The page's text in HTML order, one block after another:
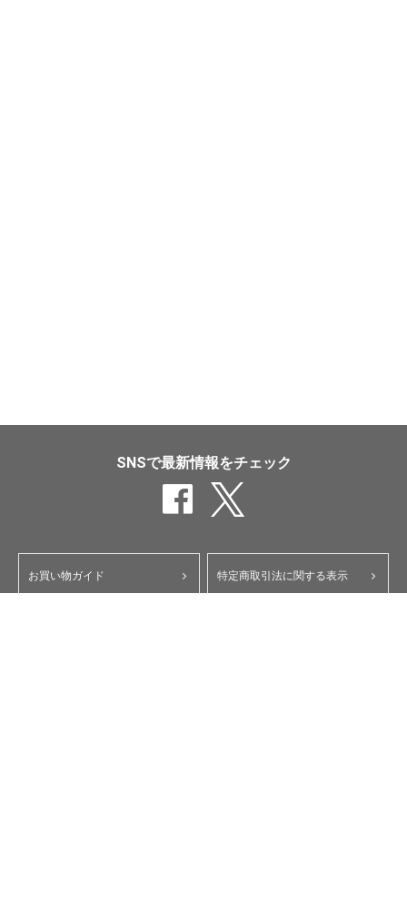
SNSで最新情報をチェック
お買い物ガイド 特定商取引法に関する表示